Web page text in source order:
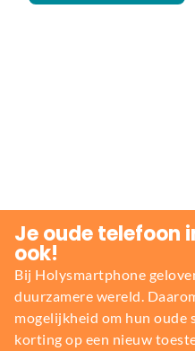
Je oude telefoon
ook!
Bij Holysmartphone
duurzamere wereld.
mogelijkheid om hun
korting op een nieuw